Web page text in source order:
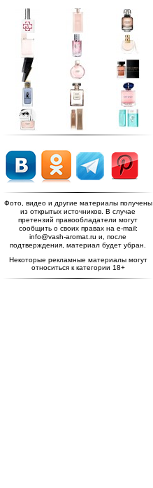
Фото, видео и другие материалы получены
из открытых источников. В случае
претензий правообладатели могут
сообщить о своих правах на e-mail:
info@vash-aromat.ru и, после
подтверждения, материал будет убран.
Некоторые рекламные материалы могут
относиться к категории 18+